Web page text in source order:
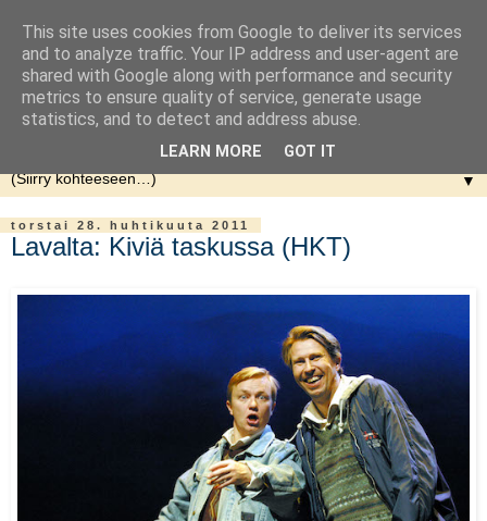
▼
torstai 28. huhtikuuta 2011
Lavalta: Kiviä taskussa (HKT)
This site uses cookies from Google to deliver its services
and to analyze traffic. Your IP address and user-agent are
shared with Google along with performance and security
metrics to ensure quality of service, generate usage
statistics, and to detect and address abuse.
LEARN MORE GOT IT